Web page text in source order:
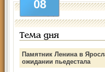
08
Тема дня
Памятник Ленина в
ожидании пьедестала